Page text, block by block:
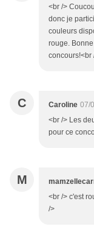
<br />
donc je
couleurs
rouge.
concours!<br
C Caroline 07/
<br /> Les
pour ce
M
<br /> c'est
/>